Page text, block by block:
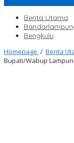
Berita Utama
Bengkulu
Homepage / Berita
Bupati/Wabup